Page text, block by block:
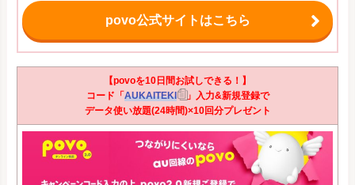
povo公式サイトはこちら
【povoを10日間お試しできる！】
コード「 AUKAITEKI
」入力&新規登録で
データ使い放題(24時間)×10回分プレゼント